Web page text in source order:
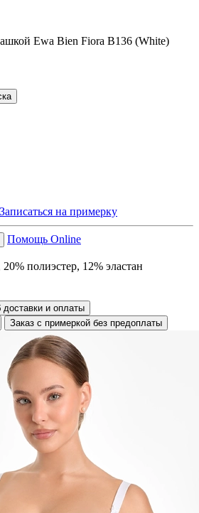
Ewa Bien Fiora B136 (White)
Записаться на примерку
Помощь Online
полиэстер, 12% эластан
доставки и оплаты
Заказ с примеркой без предоплаты